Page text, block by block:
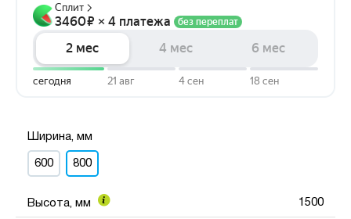
Ширина, мм
600 800
Высота, мм 1500